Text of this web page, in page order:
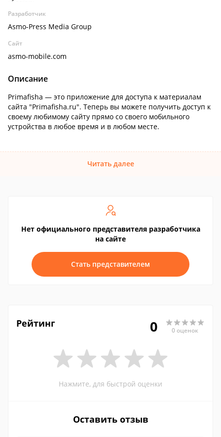
Разработчик
Asmo-Press Media Group
Сайт
asmo-mobile.com
Описание
Primafisha — это приложение для доступа к материалам
сайта "Primafisha.ru". Теперь вы можете получить доступ к
своему любимому сайту прямо со своего мобильного
устройства в любое время и в любом месте.
Читать далее
Нет официального представителя разработчика
на сайте
Стать представителем
Рейтинг 0 0 оценок
Нажмите, для быстрой оценки
Оставить отзыв